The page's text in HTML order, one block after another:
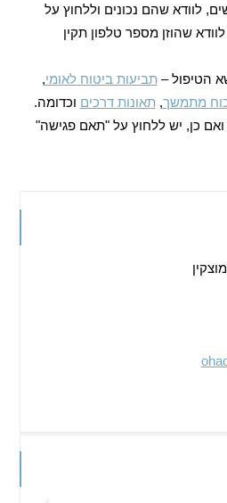
לוודא שהם נכונים וללחוץ על
שהוזן מספר טלפון תקין
הטיפול – תביעות ביטוח לאומי,
כוח מתמשך, תאונות דרכים וכדומה.
ואם כן, יש ללחוץ על "תאם פגישה"